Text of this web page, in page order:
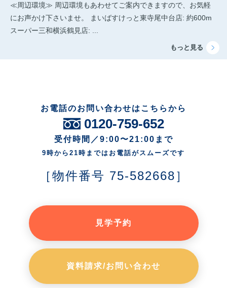
≪周辺環境≫ 周辺環境もあわせてご案内できますので、お気軽
にお声かけ下さいませ。 まいばすけっと東寺尾中台店: 約600m
スーパー三和横浜鶴見店: ...
お電話のお問い合わせはこちらから
0120-759-652
受付時間／9:00〜21:00まで
9時から21時まではお電話がスムーズです
［物件番号 75-582668］
見学予約
資料請求/お問い合わせ